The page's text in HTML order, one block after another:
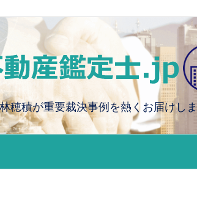
穂積が重要裁決事例を熱くお届けし